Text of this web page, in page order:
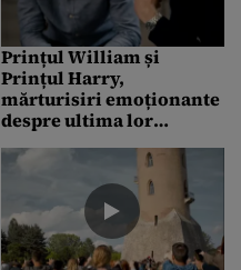
Prințul William și
Prințul Harry,
mărturisiri emoționante
despre ultima lor
conversație cu Prințesa
Diana